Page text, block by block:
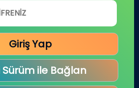
Giriş Yap
Sürüm ile Bağlan